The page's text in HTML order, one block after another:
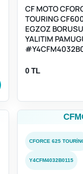
CF MOTO
TOURING
EGZOZ
YALITIM
0 TL
CFORCE 625
Y4CFM4032B0115